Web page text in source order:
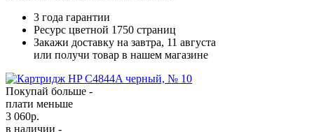
3 года гарантии
Ресурс цветной 1750 страниц
Закажи доставку на завтра, 11 августа
или получи товар в нашем магазине
Покупай больше -
плати меньше
3 060р.
в наличии -